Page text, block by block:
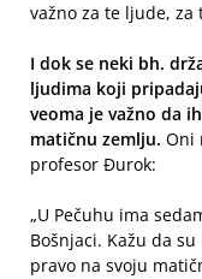
važno za te ljude, za
I dok se neki bh.
ljudima koji
veoma je važno da
matičnu zemlju. Oni
profesor Đurok:
„U Pečuhu ima
Bošnjaci. Kažu da
pravo na svoju